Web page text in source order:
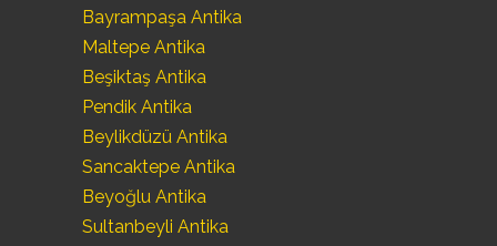
Bayrampaşa Antika
Maltepe Antika
Beşiktaş Antika
Pendik Antika
Beylikdüzü Antika
Sancaktepe Antika
Beyoğlu Antika
Sultanbeyli Antika